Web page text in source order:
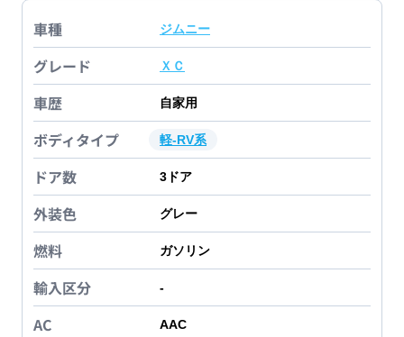
車種 ジムニー
グレード ＸＣ
車歴 自家用
ボディタイプ 軽-RV系
ドア数 3 ドア
外装色 グレー
燃料 ガソリン
輸入区分 -
AC AAC